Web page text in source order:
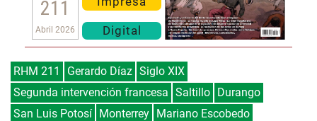
211
Abril 2026 Digital
RHM 211 Gerardo Díaz Siglo XIX
Segunda intervención francesa Saltillo Durango
San Luis Potosí Monterrey Mariano Escobedo